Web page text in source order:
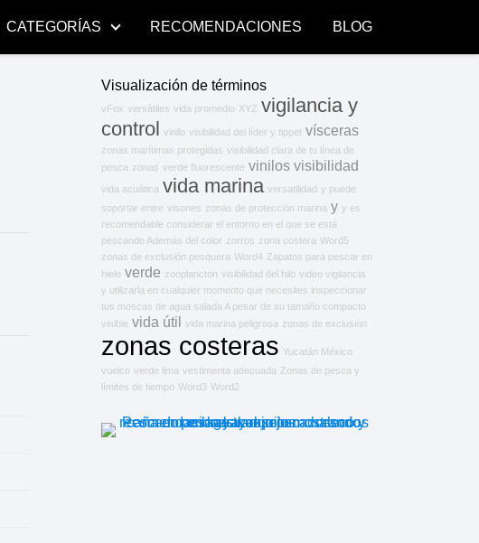
CATEGORÍAS RECOMENDACIONES BLOG
Visualización de términos
vFox versátiles vida promedio XYZ vigilancia y
control vinilo visibilidad del líder y tippet vísceras
zonas marítimas protegidas visibilidad clara de tu línea de
pesca zonas verde fluorescente vinilos visibilidad
vida acuática vida marina versatilidad y puede
soportar entre visones zonas de protección marina y y es
recomendable considerar el entorno en el que se está
pescando Además del color zorros zona costera Word5
zonas de exclusión pesquera Word4 Zapatos para pescar en
hielo verde zooplancton visibilidad del hilo video vigilancia
y utilizarla en cualquier momento que necesites inspeccionar
tus moscas de agua salada A pesar de su tamaño compacto
visible vida útil vida marina peligrosa zonas de exclusión
zonas costeras Yucatán México
vuelco verde lima vestimenta adecuada Zonas de pesca y
límites de tiempo Word3 Word2